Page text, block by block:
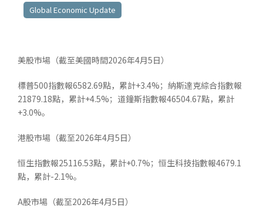
Global Economic Update
美股市場（截至美國時間2026年4月5日）
標普500指數報6582.69點，累計+3.4%；納斯達克綜合指數報
21879.18點，累計+4.5%；道鐘斯指數報46504.67點，累計
+3.0%。
港股市場（截至2026年4月5日）
恒生指數報25116.53點，累計+0.7%；恒生科技指數報4679.1
點，累計-2.1%。
A股市場（截至2026年4月5日）